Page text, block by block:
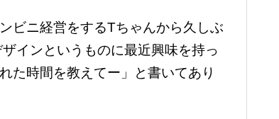
ビニ経営をするTちゃんから久しぶ
インというものに最近興味を持っ
た時間を教えてー」と書いてあり